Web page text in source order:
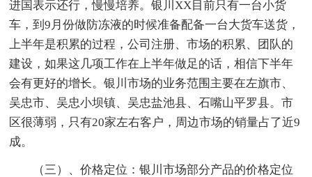
进国表示还行，慢慢培养。银川XX目前只有一台小货
车，到9月份做防冻液的时候准备配备一台大货车送货，
上半年是积累的过程，公司注册、市场的积累、团队的
建设，如果这几项工作在上半年做足的话，相信下半年
会有更好的增长。银川市场的业务范围主要在左旗市、
吴忠市、吴忠小坝镇、吴忠盐池县、石嘴山平罗县。市
区很薄弱，只有20家左右客户，周边市场的销量占了近9
成。
（三）、价格定位：银川市场部分产品的价格定位